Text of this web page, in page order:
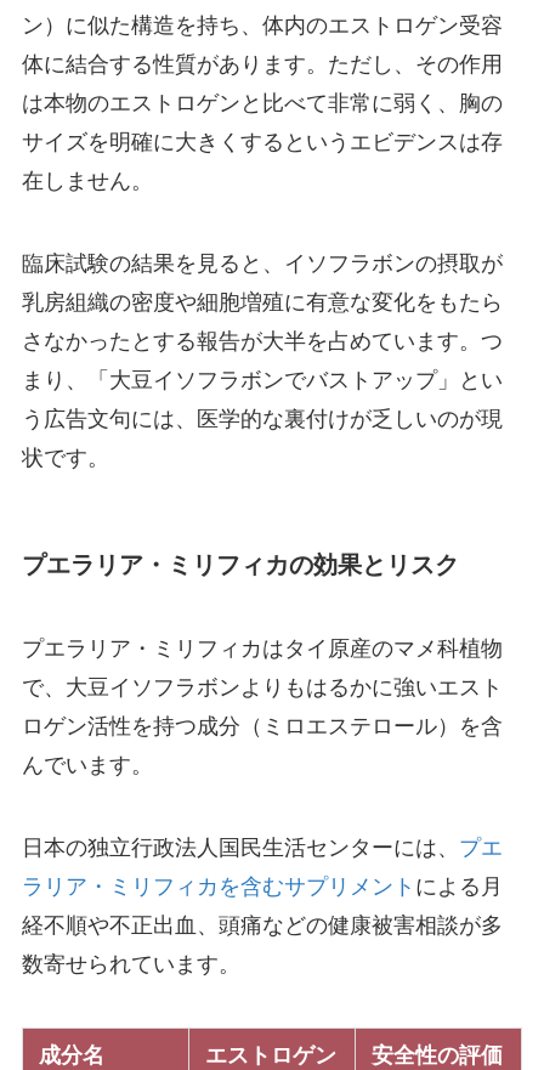
ン）に似た構造を持ち、体内のエストロゲン受容
体に結合する性質があります。ただし、その作用
は本物のエストロゲンと比べて非常に弱く、胸の
サイズを明確に大きくするというエビデンスは存
在しません。
臨床試験の結果を見ると、イソフラボンの摂取が
乳房組織の密度や細胞増殖に有意な変化をもたら
さなかったとする報告が大半を占めています。つ
まり、「大豆イソフラボンでバストアップ」とい
う広告文句には、医学的な裏付けが乏しいのが現
状です。
プエラリア・ミリフィカの効果とリスク
プエラリア・ミリフィカはタイ原産のマメ科植物
で、大豆イソフラボンよりもはるかに強いエスト
ロゲン活性を持つ成分（ミロエステロール）を含
んでいます。
日本の独立行政法人国民生活センターには、 プエ
ラリア・ミリフィカを含むサプリメント による月
経不順や不正出血、頭痛などの健康被害相談が多
数寄せられています。
成分名
エストロゲン
安全性の評価